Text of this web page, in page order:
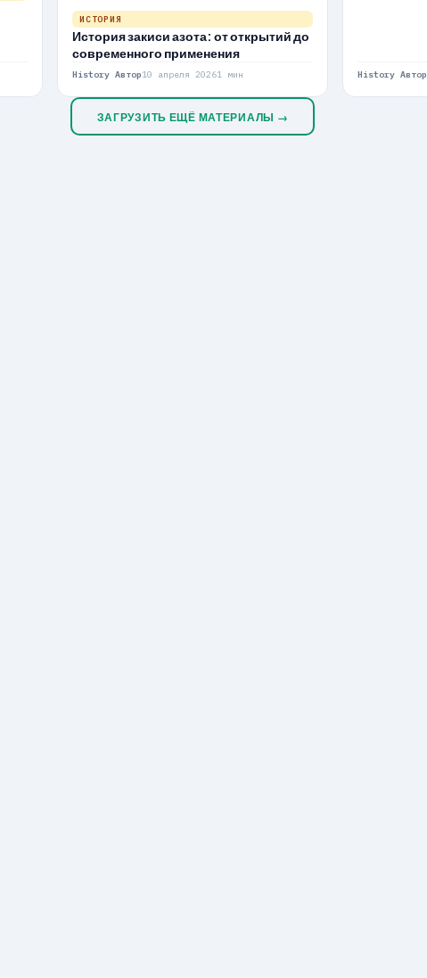
History Автор
ИСТОРИЯ
История закиси азота: от открытий до
современного применения
History Автор10 апреля 20261 мин
ЗАГРУЗИТЬ ЕЩЁ МАТЕРИАЛЫ →